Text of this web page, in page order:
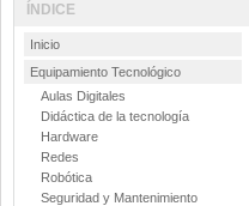
ÍNDICE
Inicio
Equipamiento Tecnológico
Aulas Digitales
Didáctica de la tecnología
Hardware
Redes
Robótica
Seguridad y Mantenimiento